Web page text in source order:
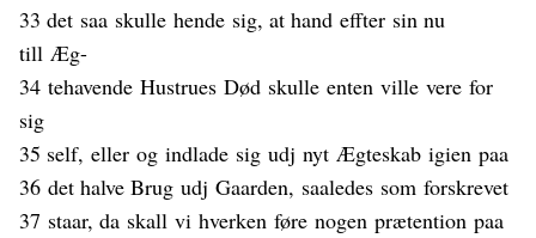
33 det saa skulle hende sig, at hand effter sin nu
till Æg-
34 tehavende Hustrues Død skulle enten ville vere for
sig
35 self, eller og indlade sig udj nyt Ægteskab igien paa
36 det halve Brug udj Gaarden, saaledes som forskrevet
37 staar, da skall vi hverken føre nogen prætention paa